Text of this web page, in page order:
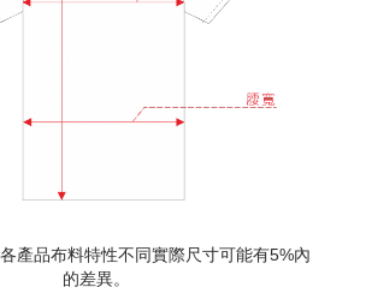
各產品布料特性不同實際尺寸可能有5%內
的差異。